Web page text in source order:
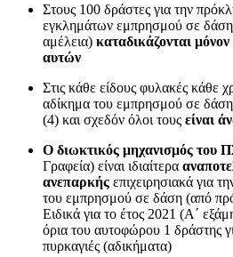
Στους 100 δράστες για την
εγκλημάτων εμπρησμού σε δάση
αμέλεια) καταδικάζονται
αυτών
Στις κάθε είδους φυλακές κάθε
αδίκημα του εμπρησμού σε
(4) και σχεδόν όλοι τους είναι
Ο διωκτικός μηχανισμός του
Γραφεία) είναι ιδιαίτερα
ανεπαρκής επιχειρησιακά για
του εμπρησμού σε δάση (από
Ειδικά για το έτος 2021 (Α΄
όρια του αυτοφώρου 1 δράστης
πυρκαγιές (αδικήματα)